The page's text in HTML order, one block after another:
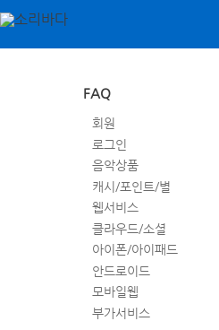
FAQ
회원
로그인
음악상품
캐시/포인트/별
웹서비스
클라우드/소셜
아이폰/아이패드
안드로이드
모바일웹
부가서비스